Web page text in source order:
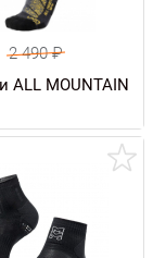
2 490₽
ALL MOUNTAIN